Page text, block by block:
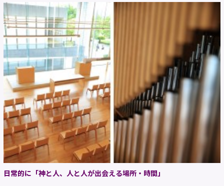
日常的に「神と人、人と人が出会える場所・時間」